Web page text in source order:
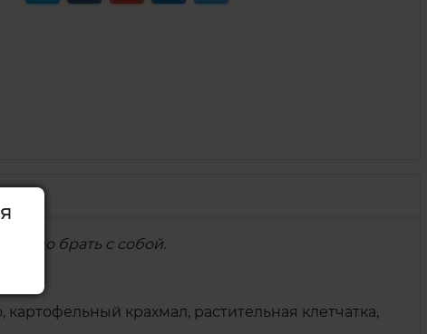
брать с собой.
картофельный крахмал, растительная клетчатка,